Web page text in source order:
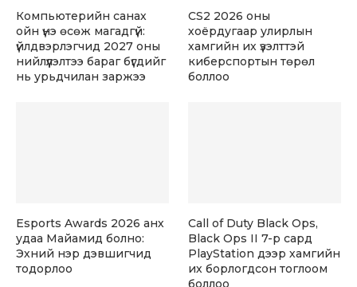
Компьютерийн санах
ойн үнэ өсөж магадгүй:
үйлдвэрлэгчид 2027 оны
нийлүүлэлтээ бараг бүгдийг
нь урьдчилан заржээ
CS2 2026 оны
хоёрдугаар улирлын
хамгийн их үзэлттэй
киберспортын төрөл
боллоо
Esports Awards 2026 анх
удаа Майамид болно:
Эхний нэр дэвшигчид
тодорлоо
Call of Duty Black Ops,
Black Ops II 7-р сард
PlayStation дээр хамгийн
их борлогдсон тоглоом
боллоо